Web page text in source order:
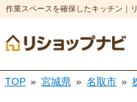
作業スペースを確保したキッチン｜
TOP 宮城県 名取市